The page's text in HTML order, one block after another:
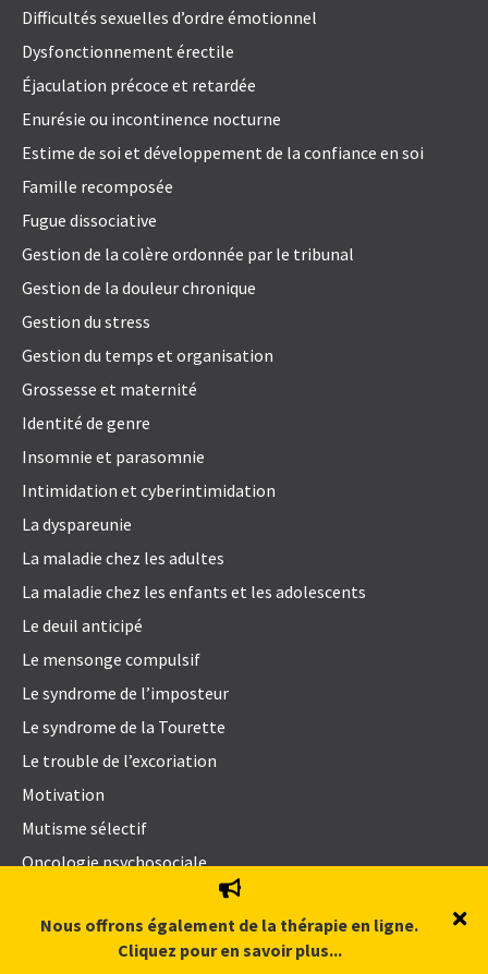
Nous offrons également de la thérapie en ligne.
Cliquez pour en savoir plus...
Difficultés sexuelles d’ordre émotionnel
Dysfonctionnement érectile
Éjaculation précoce et retardée
Enurésie ou incontinence nocturne
Estime de soi et développement de la confiance en soi
Famille recomposée
Fugue dissociative
Gestion de la colère ordonnée par le tribunal
Gestion de la douleur chronique
Gestion du stress
Gestion du temps et organisation
Grossesse et maternité
Identité de genre
Insomnie et parasomnie
Intimidation et cyberintimidation
La dyspareunie
La maladie chez les adultes
La maladie chez les enfants et les adolescents
Le deuil anticipé
Le mensonge compulsif
Le syndrome de l’imposteur
Le syndrome de la Tourette
Le trouble de l’excoriation
Motivation
Mutisme sélectif
Oncologie psychosociale
Problèmes de sexualité
Procrastination